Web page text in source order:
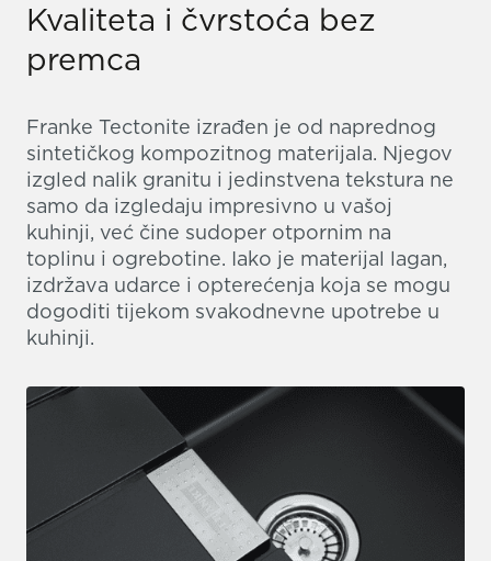
Kvaliteta i čvrstoća bez
premca
Franke Tectonite izrađen je od naprednog
sintetičkog kompozitnog materijala. Njegov
izgled nalik granitu i jedinstvena tekstura ne
samo da izgledaju impresivno u vašoj
kuhinji, već čine sudoper otpornim na
toplinu i ogrebotine. Iako je materijal lagan,
izdržava udarce i opterećenja koja se mogu
dogoditi tijekom svakodnevne upotrebe u
kuhinji.